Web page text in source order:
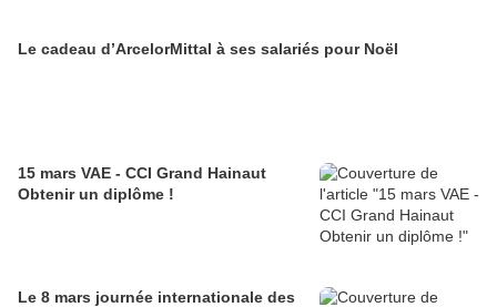
Le cadeau d’ArcelorMittal à ses salariés pour Noël
15 mars VAE - CCI Grand Hainaut
Obtenir un diplôme !
Le 8 mars journée internationale des